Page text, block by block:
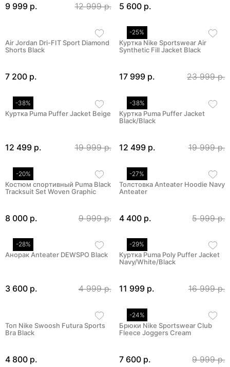
9 999 р. 12 999 р. 5 600 р.
Air Jordan Dri-FIT Sport Diamond
Shorts Black
7 200 р.
-25%
Куртка Nike Sportswear Air
Synthetic Fill Jacket Black
17 999 р. 23 999 р.
-38%
Куртка Puma Puffer Jacket Beige
12 499 р. 19 999 р.
-38%
Куртка Puma Puffer Jacket
Black/Black
12 499 р. 19 999 р.
-20%
Костюм спортивный Puma Black
Tracksuit Set Woven Graphic
8 000 р. 9 999 р.
-27%
Толстовка Anteater Hoodie Navy
Anteater
4 400 р. 5 999 р.
-28%
Анорак Anteater DEWSPO Black
3 600 р. 4 999 р.
-29%
Куртка Puma Poly Puffer Jacket
Navy/White/Black
11 999 р. 16 999 р.
Топ Nike Swoosh Futura Sports
Bra Black
4 800 р.
-24%
Брюки Nike Sportswear Club
Fleece Joggers Cream
7 600 р. 9 999 р.